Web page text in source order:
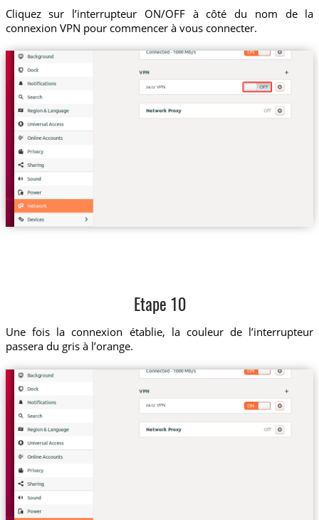
Cliquez sur l’interrupteur ON/OFF à côté du nom de la
connexion VPN pour commencer à vous connecter.
za.tz VPN
Etape 10
Une fois la connexion établie, la couleur de l’interrupteur
passera du gris à l’orange.
za.tz VPN